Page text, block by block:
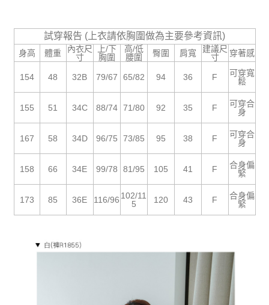
試穿報告 (上衣請依胸圍做為主要參考資訊)
身高 體重
內衣尺
寸
上/下
胸圍
高/低
腰圍
臀圍 肩寬
建議尺
寸
穿著感
154 48 32B 79/67 65/82 94 36 F
可穿寬
鬆
155 51 34C 88/74 71/80 92 35 F
可穿合
身
167 58 34D 96/75 73/85 95 38 F
可穿合
身
158 66 34E 99/78 81/95 105 41 F
合身偏
緊
173 85 36E 116/96 102/11
5
120 43 F
合身偏
緊